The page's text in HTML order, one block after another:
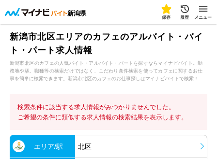
新潟県
保存 履歴 メニュー
新潟市北区エリアのカフェのアルバイト・バイ
ト・パート求人情報
新潟市北区のカフェの人気バイト・アルバイト・パートを探すならマイナビバイト。勤
務地や駅、職種等の検索だけではなく、こだわり条件検索を使ってカフェに関するお仕
事を簡単に検索できます。新潟市北区のカフェのお仕事探しはマイナビバイトで検索！
検索条件に該当する求人情報がみつかりませんでした。
ご希望の条件に類似する求人情報の検索結果を表示します。
エリア/駅 北区